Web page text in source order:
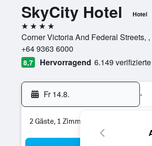
SkyCity Hotel Hotel
4 Sterne
Corner Victoria And Federal Streets,
+64 9363 6000
8,7 Hervorragend 6.149
Fr 14.8. -
2 Gäste, 1 Zimmer